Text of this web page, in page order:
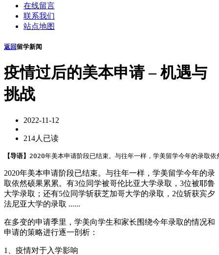
在线留言
联系我们
站点地图
返回 留学新闻
疫情过后的美本申请 – 机遇与
挑战
2022-11-12
214人已读
【导语】 2020年美本申请阶段已结束。与往年一样，学美留学今年的录取
2020年美本申请阶段已结束。与往年一样，学美留学今年的录
取依然硕果累累。有3位同学被哥伦比亚大学录取，3位被耶鲁
大学录取；还有5位同学斩获芝加哥大学的录取，2位斩获宾夕
法尼亚大学的录取 ......
在多变的申请季里，学美向学生和家长围绕今年录取的情况和
申请的策略进行逐一剖析：
1、疫情对于入学影响